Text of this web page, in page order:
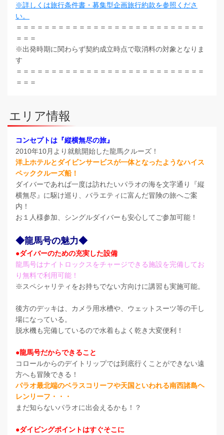
※詳しくは旅行条件書・募集型企画旅行約款を参照くださ
い。
＝＝＝＝＝＝＝＝＝＝＝＝＝＝＝＝＝＝＝＝＝＝＝＝＝＝＝
＝＝＝
※出発時期に関わらず契約成立時点で取消料の対象となりま
す
＝＝＝＝＝＝＝＝＝＝＝＝＝＝＝＝＝＝＝＝＝＝＝＝＝＝＝
＝＝＝
エリア情報
コンセプトは『縦横無尽の旅』
2010年10月より就航開始した龍馬クルーズ！
洋上ホテルとダイビンサービスが一体となったようなハイス
ペッククルーズ船！
ダイバーであれば一度は訪れたいパラオの海を文字通り『縦
横無尽』に駆け巡り、バラエティに富んだ冒険の旅へご案
内！
お１人様参加、シングルダイバーも安心してご参加可能！
◆龍馬号の魅力◆
●ダイバーのための充実した設備​
龍馬号はナイトロックスをチャージできる施設を完備してお
り無料で利用可能！
※スペシャリティをお持ちでない方向けに講習も実施可能。
後方のデッキは、カメラ用水槽や、ウェットスーツ等の干し
場になっている。
脱水機も完備しているので水着もよく乾き大変便利！
●龍馬号だからできること
コロールからのデイトリップでは到底行くことができない遠
方へも冒険できる！
パラオ最北端のベラスコリーフや天国といわれる南西諸島ヘ
レンリーフ・・・
まだ知らないパラオに出会えるかも！？
●ダイビングポイントはすぐそこに